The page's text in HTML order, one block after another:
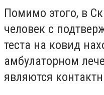
Помимо этого, в
человек с
теста на ковид
амбулаторном
являются